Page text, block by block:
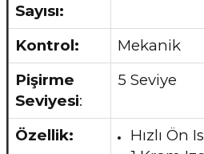
Sayısı:
Kontrol:
Mekanik
Pişirme
Seviyesi:
5 Seviye
Özellik:
Hızlı Ön